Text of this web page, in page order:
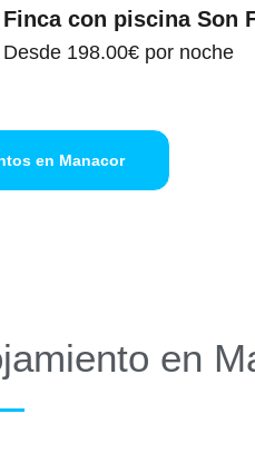
en Manacor
Finca con piscina Son
Desde 198.00€por noche
en